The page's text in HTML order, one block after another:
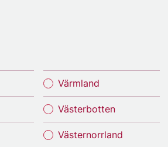
Värmland
Västerbotten
Västernorrland